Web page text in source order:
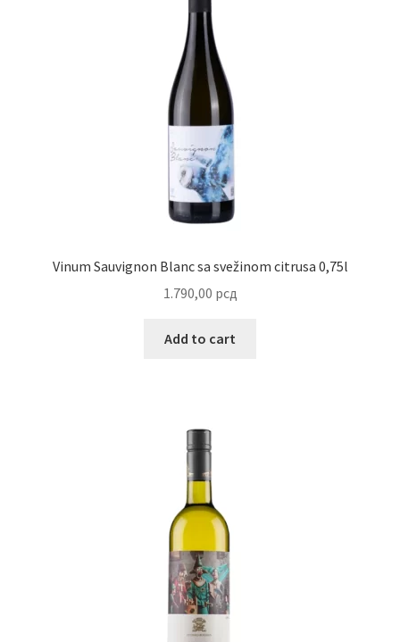
Vinum Sauvignon Blanc sa svežinom citrusa 0,75l
1.790,00 рсд
Add to cart